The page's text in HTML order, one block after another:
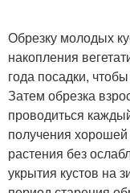
Обрезку молодых
накопления
года посадки,
Затем обрезка
проводиться
получения
растения без
укрытия кустов на